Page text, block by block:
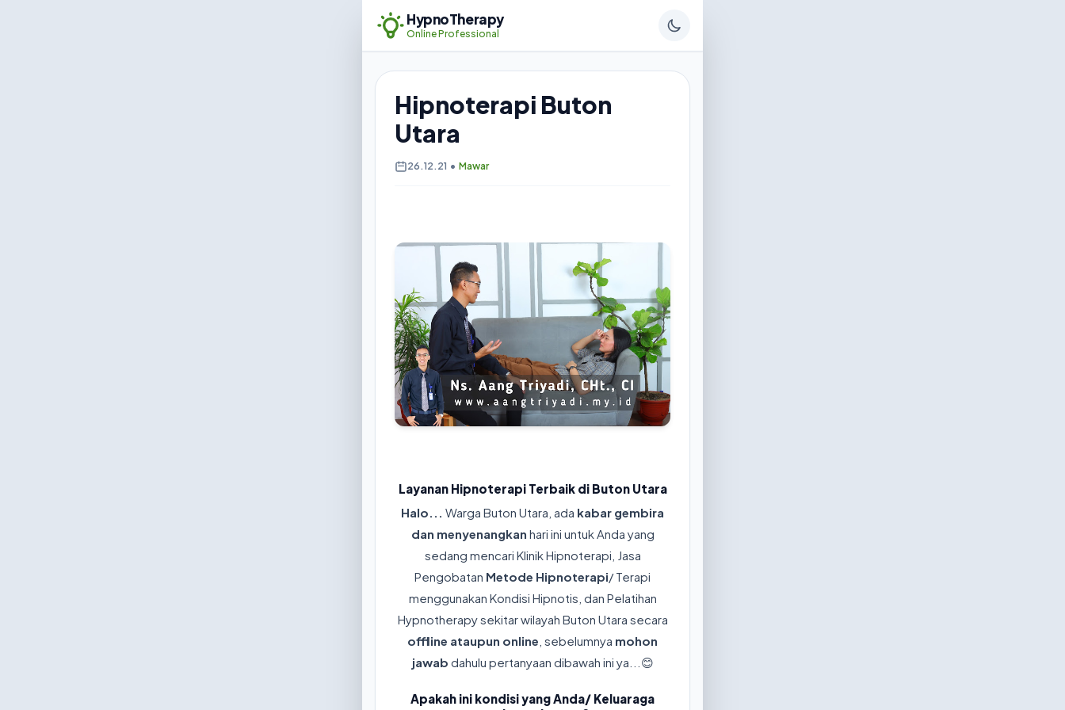
HypnoTherapy
Online Professional
Hipnoterapi Buton
Utara
26.12.21 • Mawar
Layanan Hipnoterapi Terbaik di Buton Utara
Halo... Warga Buton Utara, ada kabar gembira
dan menyenangkan hari ini untuk Anda yang
sedang mencari Klinik Hipnoterapi, Jasa
Pengobatan Metode Hipnoterapi/ Terapi
menggunakan Kondisi Hipnotis, dan Pelatihan
Hypnotherapy sekitar wilayah Buton Utara secara
offline ataupun online , sebelumnya mohon
jawab dahulu pertanyaan dibawah ini ya...😊
Apakah ini kondisi yang Anda/ Keluaraga